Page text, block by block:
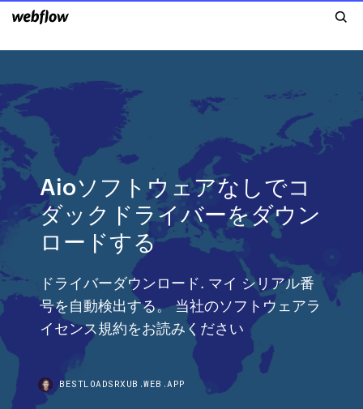
Aioソフトウェアなしでコ
ダックドライバーをダウン
ロードする
ドライバーダウンロード. マイ シリアル番
号を自動検出する。 当社のソフトウェアラ
イセンス規約をお読みください
BESTLOADSRXUB.WEB.APP